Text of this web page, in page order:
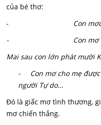
của bé thơ:
- Con
- Con mơ cho mẹ
Mai sau con lớn phát mười
- Con mơ cho mẹ được
người Tự do...
Đó là giấc mơ tình thương,
mơ chiến thắng.